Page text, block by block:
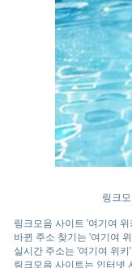
링크
링크모음 사이트 '여기여 위
바뀐 주소 찾기는 '여기여
실시간 주소는 '여기여 위키'
링크모음 사이트는 인터넷